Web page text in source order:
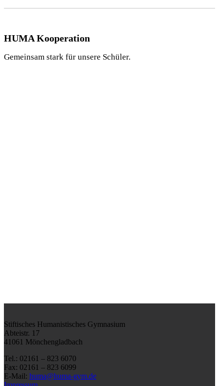
HUMA Kooperation
Gemeinsam stark für unsere Schüler.
Stiftisches Humanistisches Gymnasium
Abteistr. 17
41061 Mönchengladbach
Tel.: 02161 – 823 6070
Fax: 02161 – 823 6099
E-Mail: huma@huma-gym.de